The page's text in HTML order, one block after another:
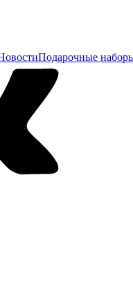
Подарочные